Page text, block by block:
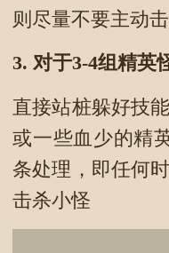
则尽量不要主动
3. 对于3-4组精英
直接站桩躲好技
或一些血少的精
条处理，即任何
击杀小怪